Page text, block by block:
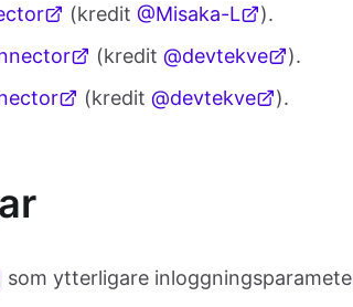
(kredit @Misaka-L
).
(kredit @devtekve
).
(kredit @devtekve ).
som ytterligare